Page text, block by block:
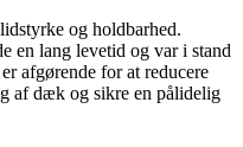
og holdbarhed.
en lang levetid og var i stand
afgørende for at reducere
af dæk og sikre en pålidelig